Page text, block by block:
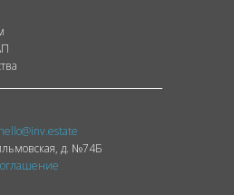
hello@inv.estate
д. №74Б